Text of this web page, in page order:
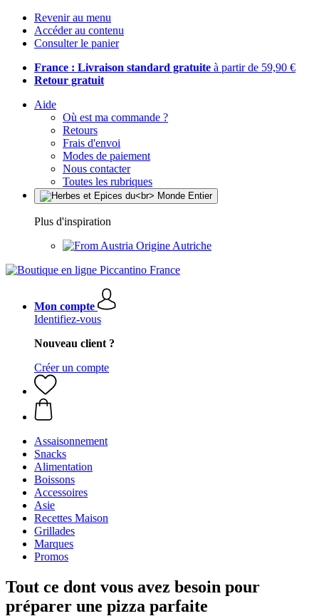
Revenir au menu
Accéder au contenu
Consulter le panier
France : Livraison standard gratuite à partir de 59,90 €
Retour gratuit
Aide
Où est ma commande ?
Retours
Frais d'envoi
Modes de paiement
Nous contacter
Toutes les rubriques
Plus d'inspiration
Origine Autriche
Mon compte
Identifiez-vous
Nouveau client ?
Créer un compte
Assaisonnement
Snacks
Alimentation
Boissons
Accessoires
Asie
Recettes Maison
Grillades
Marques
Promos
Tout ce dont vous avez besoin pour
préparer une pizza parfaite